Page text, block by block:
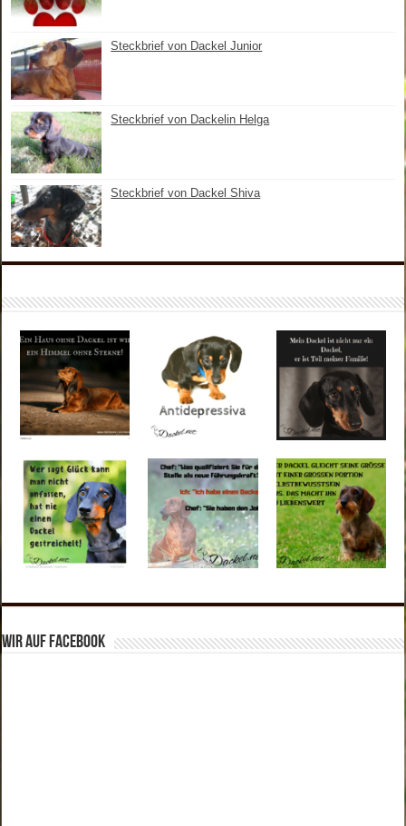
Steckbrief von Dackel Junior
Steckbrief von Dackelin Helga
Steckbrief von Dackel Shiva
Wir auf Facebook